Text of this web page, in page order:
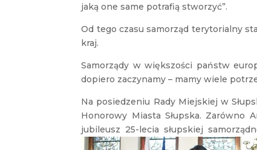
jaką one same potrafią stworzyć”.
Od tego czasu samorząd terytorialny
kraj.
Samorządy w większości państw
dopiero zaczynamy – mamy wiele
Na posiedzeniu Rady Miejskiej w
Honorowy Miasta Słupska.
jubileusz 25-lecia słupskiej